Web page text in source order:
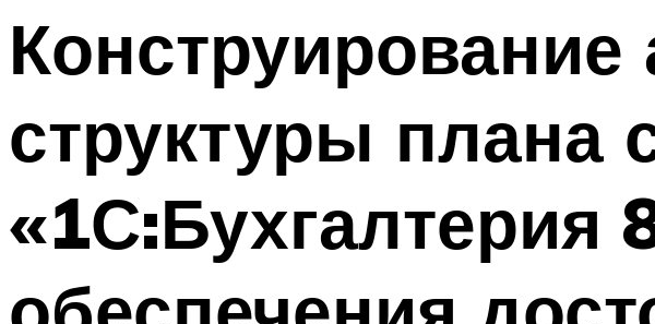
Конструирование
структуры плана
«1С:Бухгалтерия